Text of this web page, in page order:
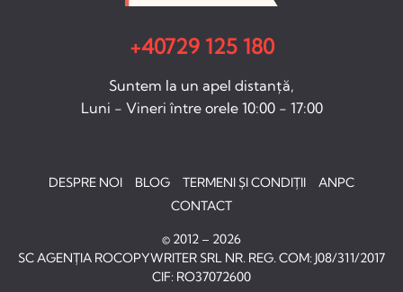
+40729 125 180
Suntem la un apel distanță,
Luni - Vineri între orele 10:00 - 17:00
DESPRE NOI BLOG TERMENI ȘI CONDIȚII
ANPC
CONTACT
© 2012 – 2026
SC AGENȚIA ROCOPYWRITER SRL NR. REG. COM: J08/311/2017
CIF: RO37072600